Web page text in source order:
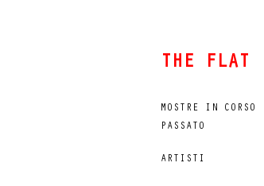
THE FLAT
MOSTRE IN CORSO
PASSATO
ARTISTI